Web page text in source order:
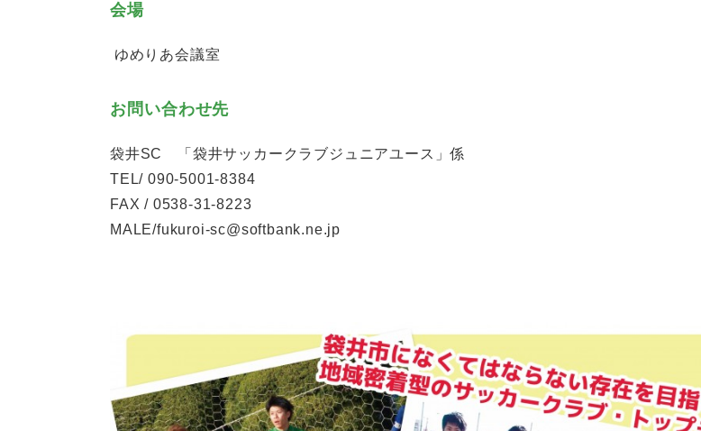
会場
ゆめりあ会議室
お問い合わせ先
袋井SC 「袋井サッカークラブジュニアユース」係
TEL/ 090-5001-8384
FAX / 0538-31-8223
MALE/fukuroi-sc@softbank.ne.jp